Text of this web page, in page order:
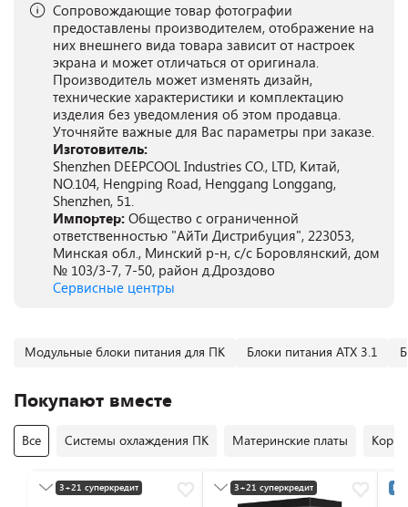
Сопровождающие товар фотографии
предоставлены производителем, отображение на
них внешнего вида товара зависит от настроек
экрана и может отличаться от оригинала.
Производитель может изменять дизайн,
технические характеристики и комплектацию
изделия без уведомления об этом продавца.
Уточняйте важные для Вас параметры при заказе.
Изготовитель:
Shenzhen DEEPCOOL Industries CO., LTD, Китай,
NO.104, Hengping Road, Henggang Longgang,
Shenzhen, 51.
Импортер: Общество с ограниченной
ответственностью "АйТи Дистрибуция", 223053,
Минская обл., Минский р-н, с/с Боровлянский, дом
№ 103/3-7, 7-50, район д.Дроздово
Сервисные центры
Модульные блоки питания для ПК Блоки питания ATX 3.1
Покупают вместе
Все Системы охлаждения ПК Материнские платы
3+21 суперкредит
3+21 суперкредит